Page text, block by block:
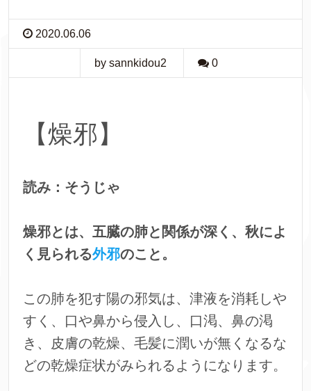
2020.06.06
by sannkidou2 0
【燥邪】
読み：そうじゃ
燥邪とは、五臓の肺と関係が深く、秋によ
く見られる外邪のこと。
この肺を犯す陽の邪気は、津液を消耗しや
すく、口や鼻から侵入し、口渇、鼻の渇
き、皮膚の乾燥、毛髪に潤いが無くなるな
どの乾燥症状がみられるようになります。